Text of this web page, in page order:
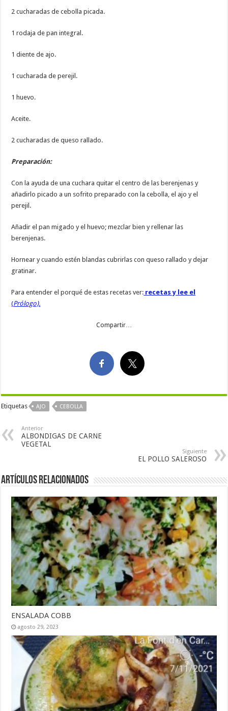
2 cucharadas de cebolla picada.
1 rodaja de pan integral.
1 diente de ajo.
1 cucharada de perejil.
1 huevo.
Aceite.
2 cucharadas de queso rallado.
Preparación:
Con la ayuda de una cuchara quitar el centro de las berenjenas y
añadirlo picado a un sofrito preparado con la cebolla, el ajo y el
perejil.
Añadir el pan migado y el huevo; mezclar bien y rellenar las
berenjenas.
Hornear y cuando estén blandas cubrirlas con queso rallado y dejar
gratinar.
Para entender el porqué de estas recetas ver: recetas y lee el
(Prólogo).
Compartir…
Etiquetas AJO CEBOLLA
Anterior
ALBONDIGAS DE CARNE
VEGETAL
Siguiente
EL POLLO SALEROSO
Artículos Relacionados
ENSALADA COBB
agosto 29, 2023